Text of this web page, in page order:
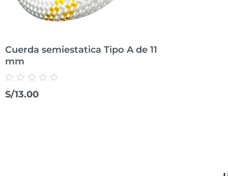
Cuerda semiestatica Tipo A de 11
mm
Valorado
con
S/13.00